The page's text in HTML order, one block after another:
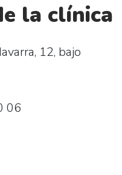
la clínica
12, bajo
06